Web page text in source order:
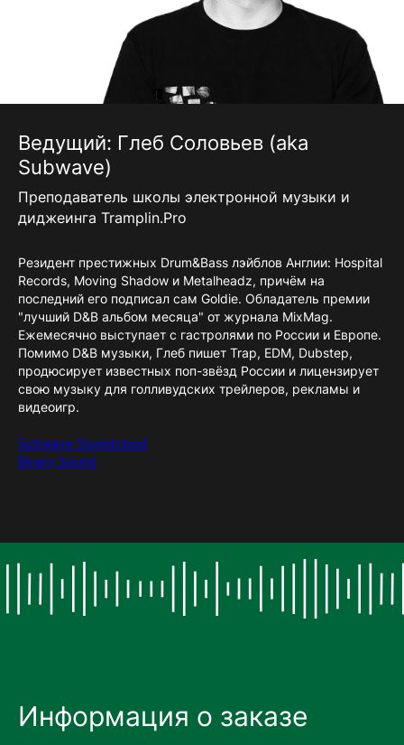
Ведущий: Глеб Соловьев (aka
Subwave)
Преподаватель школы электронной музыки и
диджеинга Tramplin.Pro
Резидент престижных Drum&Bass лэйблов Англии: Hospital
Records, Moving Shadow и Metalheadz, причём на
последний его подписал сам Goldie. Обладатель премии
"лучший D&B альбом месяца" от журнала MixMag.
Ежемесячно выступает с гастролями по России и Европе.
Помимо D&B музыки, Глеб пишет Trap, EDM, Dubstep,
продюсирует известных поп-звёзд России и лицензирует
свою музыку для голливудских трейлеров, рекламы и
видеоигр.
Subwave Soundcloud
Binary Sound
Информация о заказе